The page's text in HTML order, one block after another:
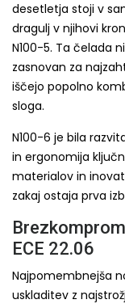
desetletja stoji v
dragulj v njihovi
N100-5. Ta čelada
zasnovan za
iščejo popolno
sloga.
N100-6 je bila
in ergonomija
materialov in
zakaj ostaja prva
ECE 22.06
Najpomembnejša
uskladitev z